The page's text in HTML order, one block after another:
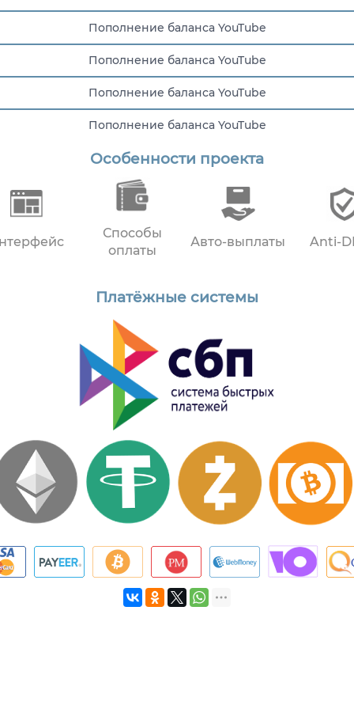
Пополнение баланса YouTube
Пополнение баланса YouTube
Пополнение баланса YouTube
Пополнение баланса YouTube
Пополнение баланса YouTube
Особенности проекта
Способы
оплаты
Авто-выплаты Anti-
Платёжные системы